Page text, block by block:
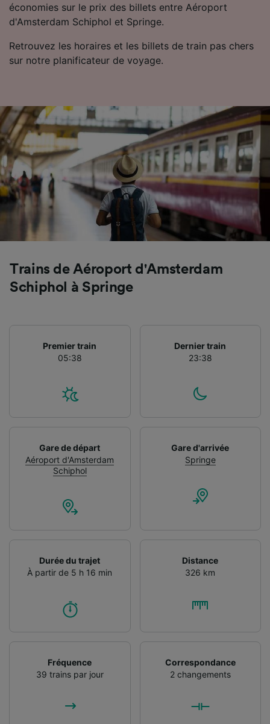
économies sur le prix des billets entre Aéroport
d'Amsterdam Schiphol et Springe.
Retrouvez les horaires et les billets de train pas chers
sur notre planificateur de voyage.
Trains de Aéroport d'Amsterdam
Schiphol à Springe
Premier train
05:38
Dernier train
23:38
Gare de départ
Aéroport d'Amsterdam
Schiphol
Gare d'arrivée
Springe
Durée du trajet
À partir de 5 h 16 min
Distance
326 km
Fréquence
39 trains par jour
Correspondance
2 changements
externes, traitent des données selon les
finalités suivantes :
précises. Analyser activement les
caractéristiques de l’appareil pour
performance des publicités et du contenu,
études d’audience et développement de
services.
Liste de nos partenaires (fournisseurs)